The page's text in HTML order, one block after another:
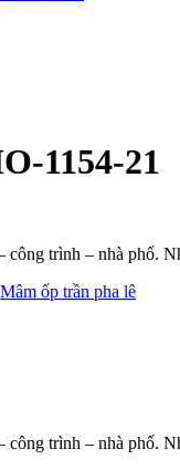
1154-21
công trình – nhà phố.
Mâm ốp trần pha lê
công trình – nhà phố.